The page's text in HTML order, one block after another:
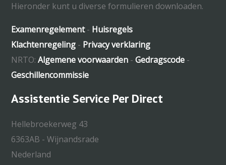
Hieronder kunt u diverse formulieren downloaden.
Examenregelement- Huisregels
Klachtenregeling - Privacy verklaring
NRTO:Algemene voorwaarden -Gedragscode -
Geschillencommissie
Assistentie Service Per Direct
Hellebroekerweg 43
6363AB - Wijnandsrade
Nederland